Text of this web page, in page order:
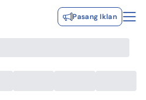
Pasang Iklan